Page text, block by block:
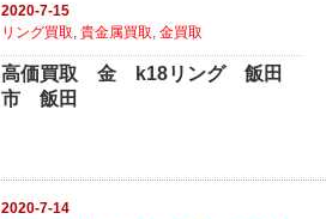
2020-7-15
リング買取 ,貴金属買取 ,金買取
高価買取 金 k18リング 飯田
市 飯田
2020-7-14